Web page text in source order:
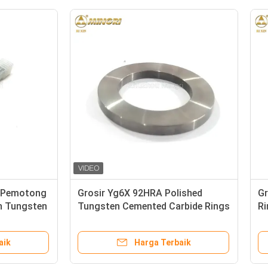
Tungsten
Grosir Yg6X 92HRA Polished
Tungsten Cemented Carbide Rings
Harga Terbaik